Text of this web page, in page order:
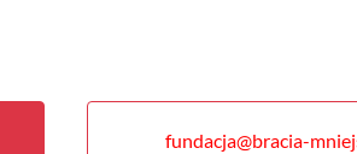
fundacja@bracia-